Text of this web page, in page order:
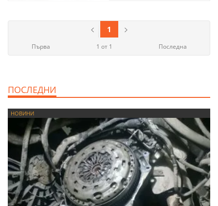
1 от 1 Последна
1
Първа
ПОСЛЕДНИ
НОВИНИ